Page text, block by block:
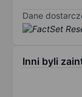
Dane
Inni byli